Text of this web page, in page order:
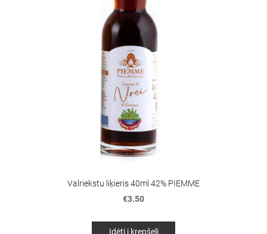
Valriekstu liķieris 40ml 42% PIEMME
€3.50
Įdėti į krepšelį